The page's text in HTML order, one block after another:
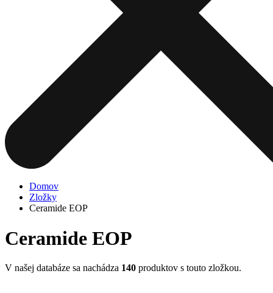
Domov
Zložky
Ceramide EOP
Ceramide EOP
V našej databáze sa nachádza 140 produktov s touto zložkou.